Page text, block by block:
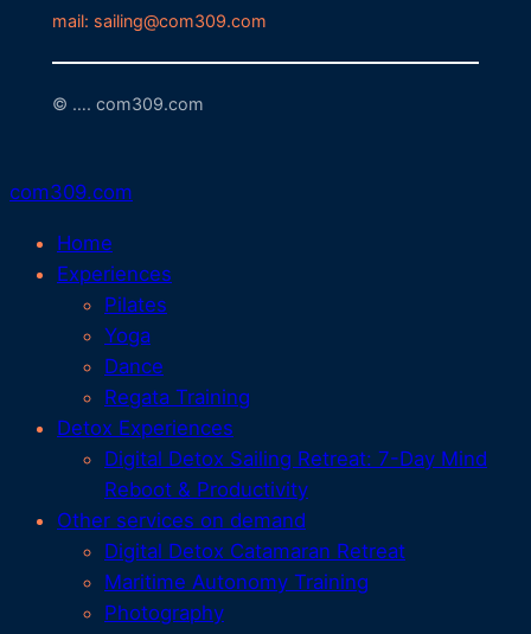
mail: sailing@com309.com
© …. com309.com
com309.com
Home
Experiences
Pilates
Yoga
Dance
Regata Training
Detox Experiences
Digital Detox Sailing Retreat: 7-Day Mind
Reboot & Productivity
Other services on demand
Digital Detox Catamaran Retreat
Maritime Autonomy Training
Photography